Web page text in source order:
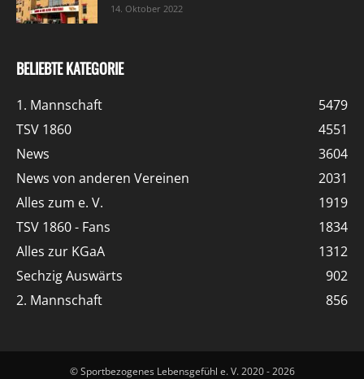
14. Oktober 2022
BELIEBTE KATEGORIE
1. Mannschaft
5479
TSV 1860
4551
News
3604
News von anderen Vereinen
2031
Alles zum e. V.
1919
TSV 1860 - Fans
1834
Alles zur KGaA
1312
Sechzig Auswärts
902
2. Mannschaft
856
© Sportbezogenes Lebensgefühl e. V. 2020 - 2026